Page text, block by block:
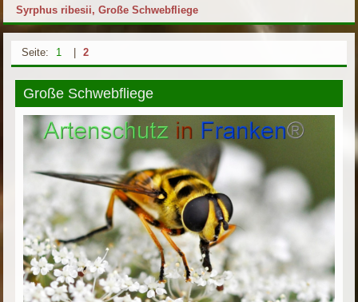
Syrphus ribesii, Große Schwebfliege
Seite: 1 2
Große Schwebfliege